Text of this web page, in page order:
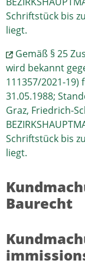
Schriftstück bis
liegt.
Gemäß § 25
wird bekannt
111357/2021-19)
31.05.1988;
Graz, Friedrich-
Schriftstück bis
liegt.
Baurecht